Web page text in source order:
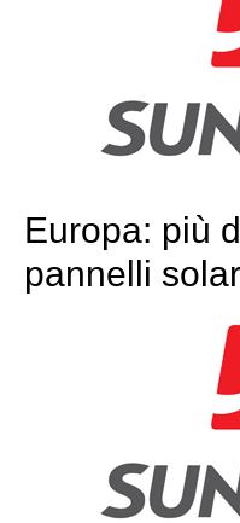
Europa: più
pannelli